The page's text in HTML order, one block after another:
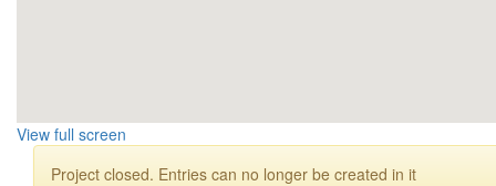
View full screen
Project closed. Entries can no longer be created in it